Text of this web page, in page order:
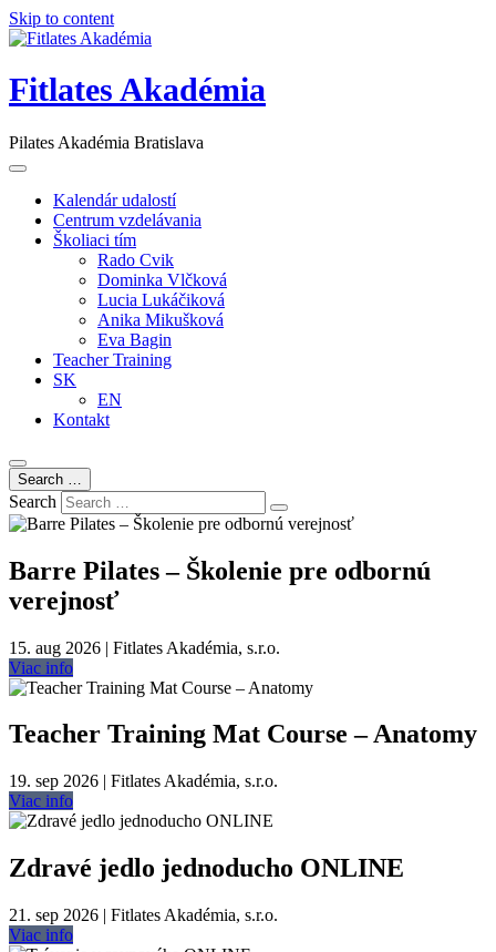
Skip to content
Fitlates Akadémia
Pilates Akadémia Bratislava
Kalendár udalostí
Centrum vzdelávania
Školiaci tím
Rado Cvik
Dominka Vlčková
Lucia Lukáčiková
Anika Mikušková
Eva Bagin
Teacher Training
SK
EN
Kontakt
Search …
Search
Barre Pilates – Školenie pre odbornú
verejnosť
15. aug 2026 | Fitlates Akadémia, s.r.o.
Viac info
Teacher Training Mat Course – Anatomy
19. sep 2026 | Fitlates Akadémia, s.r.o.
Viac info
Zdravé jedlo jednoducho ONLINE
21. sep 2026 | Fitlates Akadémia, s.r.o.
Viac info